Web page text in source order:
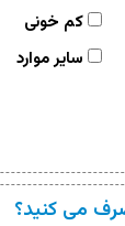
کم خونی
سایر موارد
می کنید؟